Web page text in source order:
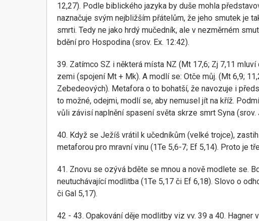
12,27). Podle biblického jazyka by duše mohla
naznačuje svým nejbližším přátelům, že jeho smutek je
smrti. Tedy ne jako hrdý mučedník, ale v nezměrném
bdění pro Hospodina (srov. Ex. 12:42).
39. Zatímco SZ i některá místa NZ (Mt 17,6; Zj 7,11
zemi (spojení Mt + Mk). A modlí se: Otče můj. (Mt 6,9;
Zebedeových). Metafora o to bohatší, že navozuje i
to možné, odejmi, modlí se, aby nemusel jít na kříž.
vůli závisí naplnění spasení světa skrze smrt Syna (srov.
40. Když se Ježíš vrátil k učedníkům (velké trojce),
metaforou pro mravní vinu (1Te 5,6-7; Ef 5,14). Proto je
41. Znovu se ozývá bděte se mnou a nově modlete se.
neutuchávající modlitba (1Te 5,17 či Ef 6,18). Slovo o
či Gal 5,17).
42 - 43. Opakování děje modlitby viz vv. 39 a 40.